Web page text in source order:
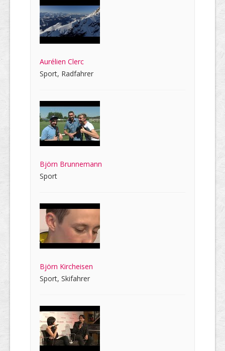
Aurélien Clerc
Sport, Radfahrer
Björn Brunnemann
Sport
Björn Kircheisen
Sport, Skifahrer